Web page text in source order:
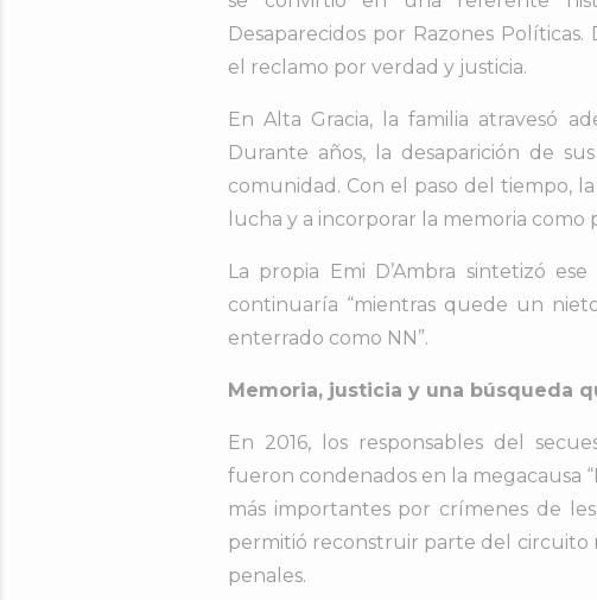
Desaparecidos por Razones
el reclamo por verdad y justicia.
En Alta Gracia, la familia atravesó
Durante años, la desaparición de
comunidad. Con el paso del tiempo,
lucha y a incorporar la memoria
La propia Emi D’Ambra sintetizó
continuaría “mientras quede un
enterrado como NN”.
Memoria, justicia y una búsqueda
En 2016, los responsables del
fueron condenados en la megacausa
más importantes por crímenes de
permitió reconstruir parte del circuito
penales.